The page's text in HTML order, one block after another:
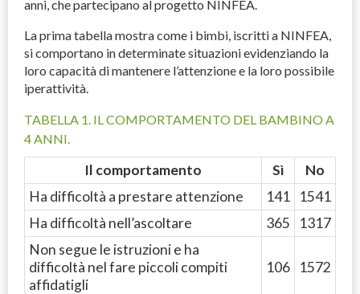
anni, che partecipano al progetto NINFEA
La prima tabella mostra come i bimbi, iscritti a NINFEA
si comportano in determinate situazioni evidenziando la
loro capacità di mantenere l’attenzione e la loro possibile
iperattività.
TABELLA 1. IL COMPORTAMENTO DEL BAMBINO A
4 ANNI.
Il comportamento Sì
No
Ha difficoltà a prestare attenzione
141
1541
Ha difficoltà nell’ascoltare
365
1317
Non segue le istruzioni e ha
difficoltà nel fare piccoli compiti
affidatigli
106 1572